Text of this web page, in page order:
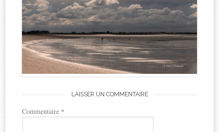
LAISSER UN COMMENTAIRE
Commentaire *